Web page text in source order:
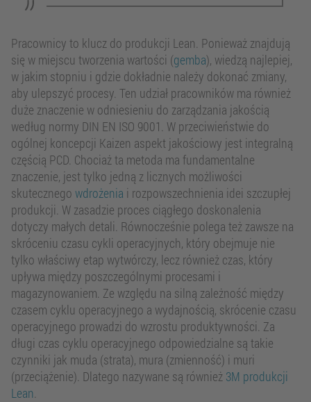
Pracownicy to klucz do produkcji Lean. Ponieważ znajdują
się w miejscu tworzenia wartości (gemba), wiedzą najlepiej,
w jakim stopniu i gdzie dokładnie należy dokonać zmiany,
aby ulepszyć procesy. Ten udział pracowników ma również
duże znaczenie w odniesieniu do zarządzania jakością
według normy DIN EN ISO 9001. W przeciwieństwie do
ogólnej koncepcji Kaizen aspekt jakościowy jest integralną
częścią PCD. Chociaż ta metoda ma fundamentalne
znaczenie, jest tylko jedną z licznych możliwości
skutecznego wdrożenia i rozpowszechnienia idei szczupłej
produkcji. W zasadzie proces ciągłego doskonalenia
dotyczy małych detali. Równocześnie polega też zawsze na
skróceniu czasu cykli operacyjnych, który obejmuje nie
tylko właściwy etap wytwórczy, lecz również czas, który
upływa między poszczególnymi procesami i
magazynowaniem. Ze względu na silną zależność między
czasem cyklu operacyjnego a wydajnością, skrócenie czasu
operacyjnego prowadzi do wzrostu produktywności. Za
długi czas cyklu operacyjnego odpowiedzialne są takie
czynniki jak muda (strata), mura (zmienność) i muri
(przeciążenie). Dlatego nazywane są również 3M produkcji
Lean.